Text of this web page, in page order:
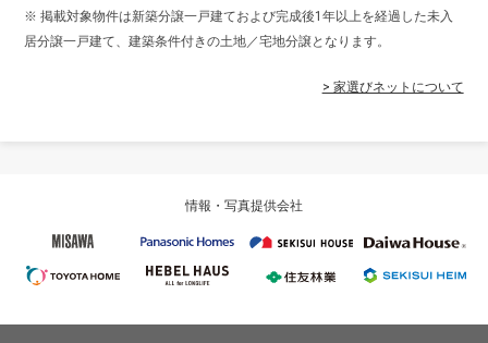
※ 掲載対象物件は新築分譲一戸建ておよび完成後1年以上を経過した未入
居分譲一戸建て、建築条件付きの土地／宅地分譲となります。
> 家選びネットについて
情報・写真提供会社